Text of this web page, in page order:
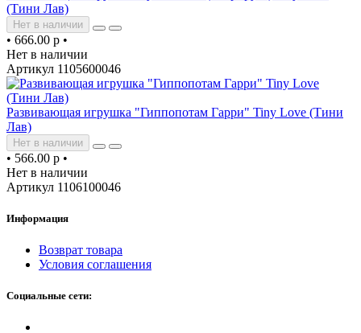
(Тини Лав)
Нет в наличии
• 666.00 р •
Нет в наличии
Артикул 1105600046
Развивающая игрушка "Гиппопотам Гарри" Tiny Love (Тини
Лав)
Нет в наличии
• 566.00 р •
Нет в наличии
Артикул 1106100046
Информация
Возврат товара
Условия соглашения
Социальные сети: